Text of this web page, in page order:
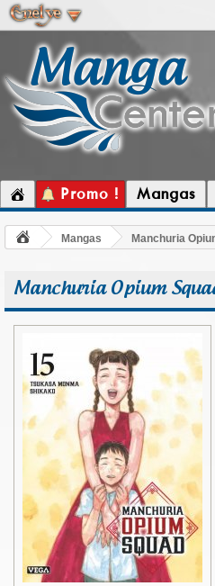
Promo ! Mangas
Mangas Manchuria
Manchuria Opium